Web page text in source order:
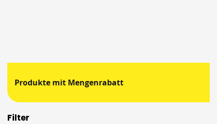
Produkte mit Mengenrabatt
Filter